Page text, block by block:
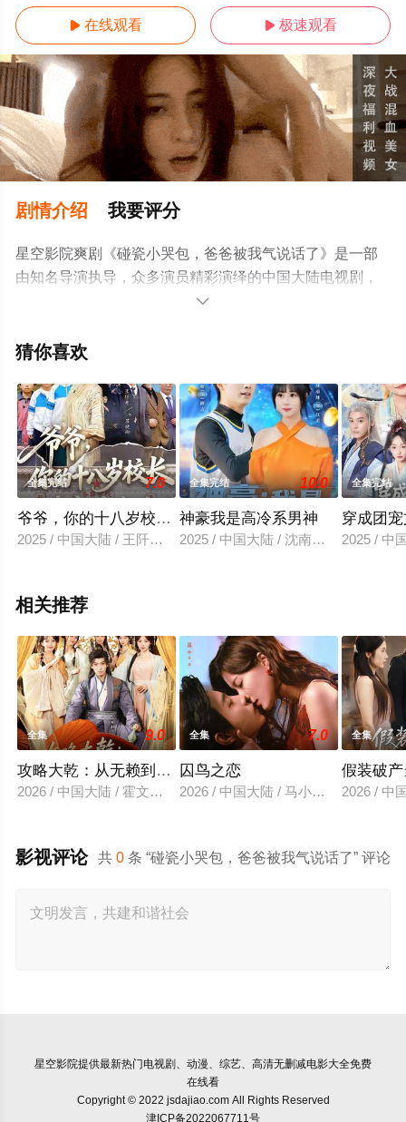
 在线观看  极速观看
剧情介绍 我要评分
星空影院爽剧《碰瓷小哭包，爸爸被我气说话了》是一部
由知名导演执导，众多演员精彩演绎的中国大陆电视剧，
大结局剧情已揭晓（全集完结），手机免费在线观看高清
可移步至豆瓣电视剧、电视猫或剧情网等平台了解。

猜你喜欢
全集完结 7.0
爷爷，你的十八岁校长来家访啦
2025 / 中国大陆 / 王阡惠＆杨更太
全集完结 10.0
神豪我是高冷系男神
2025 / 中国大陆 / 沈南姝＆蔡中原
全集完结
穿成团
2025 / 中
相关推荐
全集 9.0
攻略大乾：从无赖到霸主
2026 / 中国大陆 / 霍文琦＆陈洁蕾
全集 7.0
囚鸟之恋
2026 / 中国大陆 / 马小宇&兰岚
全集
假装破
2026 / 中
共0 条 “碰瓷小哭包，爸爸被我气说话了” 评论
影视评论
星空影院提供最新热门电视剧、动漫、综艺、高清无删减电影大全免费
在线看
Copyright © 2022 jsdajiao.com All Rights Reserved
津ICP备2022067711号